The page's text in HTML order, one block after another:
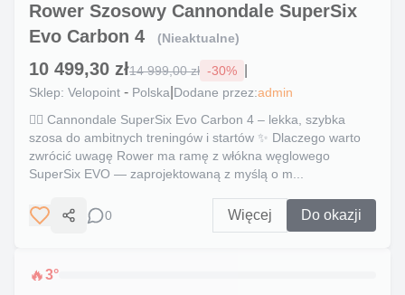
Rower Szosowy Cannondale SuperSix
Evo Carbon 4
(Nieaktualne)
10 499,30 zł14 999,00 zł -30%
Sklep: Velopoint - Polska Dodane przez:admin
🚴‍♂️ Cannondale SuperSix Evo Carbon 4 – lekka, szybka
szosa do ambitnych treningów i startów ✨ Dlaczego warto
zwrócić uwagę Rower ma ramę z włókna węglowego
SuperSix EVO — zaprojektowaną z myślą o m...
Udostępnij
0 Więcej Do okazji
🔥3°